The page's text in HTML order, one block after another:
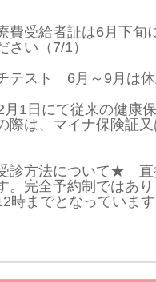
費受給者証は6月下旬
さい（7/1）
テスト 6月～9月は休
月1日にて従来の健康
際は、マイナ保険証
診方法について★ 直
。完全予約制ではあ
時までとなっていま